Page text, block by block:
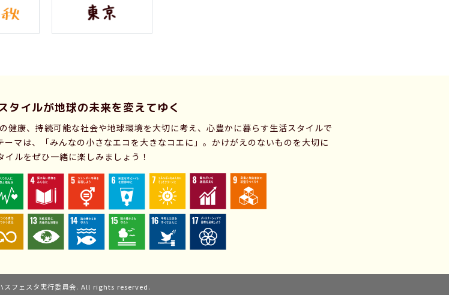
タイルが地球の未来を変えてゆく
健康、持続可能な社会や地球環境を大切に考え、心豊かに暮らす生活スタイルで
ーマは、「みんなの小さなエコを大きなコエに」。かけがえのないものを大切に
ルをぜひ一緒に楽しみましょう！
フェスタ実行委員会. All rights reserved.